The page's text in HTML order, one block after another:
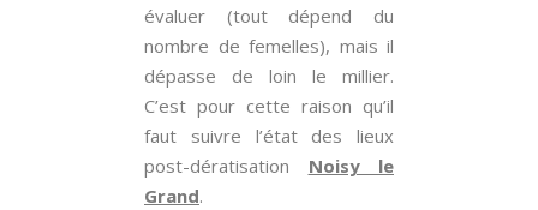
évaluer (tout dépend du
nombre de femelles), mais il
dépasse de loin le millier.
C’est pour cette raison qu’il
faut suivre l’état des lieux
post-dératisation Noisy le
Grand.